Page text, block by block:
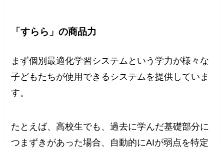
「すらら」の商品力
まず個別最適化学習システムという学力が様々な
子どもたちが使用できるシステムを提供していま
す。
たとえば、高校生でも、過去に学んだ基礎部分に
つまずきがあった場合、自動的にAIが弱点を特定